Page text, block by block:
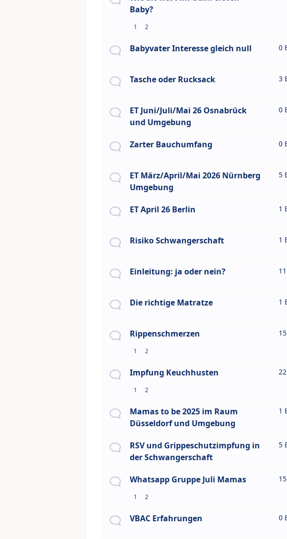
Baby?
1 2
Babyvater Interesse gleich null 0
Tasche oder Rucksack 3
ET Juni/Juli/Mai 26 Osnabrück
und Umgebung
0
Zarter Bauchumfang 0
ET März/April/Mai 2026 Nürnberg
Umgebung
5
ET April 26 Berlin 1
Risiko Schwangerschaft 1
Einleitung: ja oder nein?
Die richtige Matratze 1
Rippenschmerzen
1 2
Impfung Keuchhusten
1 2
Mamas to be 2025 im Raum
Düsseldorf und Umgebung
1
RSV und Grippeschutzimpfung in
der Schwangerschaft
5
Whatsapp Gruppe Juli Mamas
1 2
VBAC Erfahrungen 0